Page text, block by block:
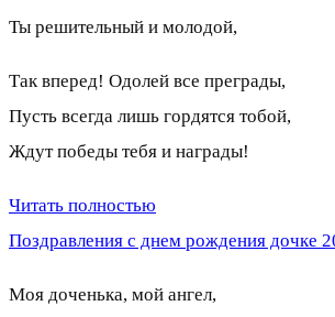
Ты решительный и молодой,
Так вперед! Одолей все преграды,
Пусть всегда лишь гордятся тобой,
Ждут победы тебя и награды!
Читать полностью
Поздравления с днем рождения дочке
Моя доченька, мой ангел,